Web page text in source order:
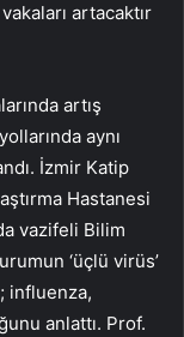
artacaktır
artış
aynı
İzmir Katip
Hastanesi
vazifeli Bilim
‘üçlü virüs’
influenza,
anlattı. Prof.